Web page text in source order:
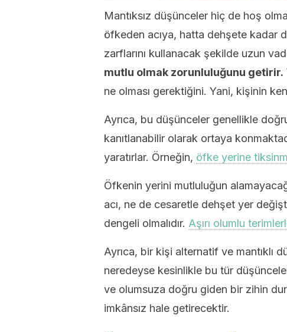
Mantıksız düşünceler hiç de hoş
öfkeden acıya, hatta dehşete kadar
zarflarını kullanacak şekilde uzun
mutlu olmak zorunluluğunu getirir.
ne olması gerektiğini. Yani, kişinin
Ayrıca, bu düşünceler genellikle
kanıtlanabilir olarak ortaya
yaratırlar. Örneğin, öfke yerine
Öfkenin yerini mutluluğun
acı, ne de cesaretle dehşet yer
dengeli olmalıdır. Aşırı olumlu
Ayrıca, bir kişi alternatif ve mantıklı
neredeyse kesinlikle bu tür
ve olumsuza doğru giden bir zihin
imkânsız hale getirecektir.